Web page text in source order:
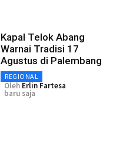
Kapal Telok Abang
Warnai Tradisi 17
Agustus di Palembang
REGIONAL
Oleh Erlin Fartesa
baru saja